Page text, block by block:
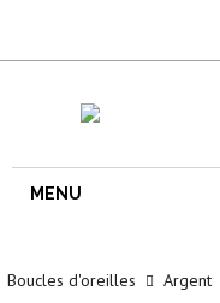
MENU
Boucles d'oreilles Argent